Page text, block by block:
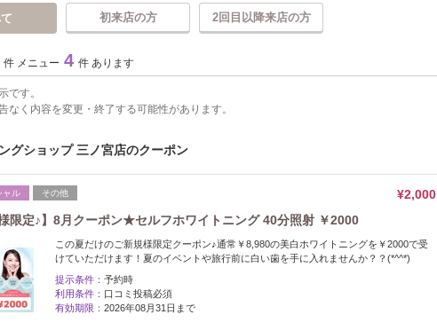
初来店の方 2回目以降来店の方
件 メニュー 4 件 あります
です。
なく内容を変更・終了する可能性があります。
グショップ 三ノ宮店のクーポン
ャル その他
¥2,000
様限定♪】8月クーポン★セルフホワイトニング 40分照射 ￥2000
この夏だけのご新規様限定クーポン♪通常￥8,980の美白ホワイトニングを￥2000で受
けていただけます！夏のイベントや旅行前に白い歯を手に入れませんか？？(*^^*)
提示条件： 予約時
利用条件： 口コミ投稿必須
有効期限： 2026年08月31日まで